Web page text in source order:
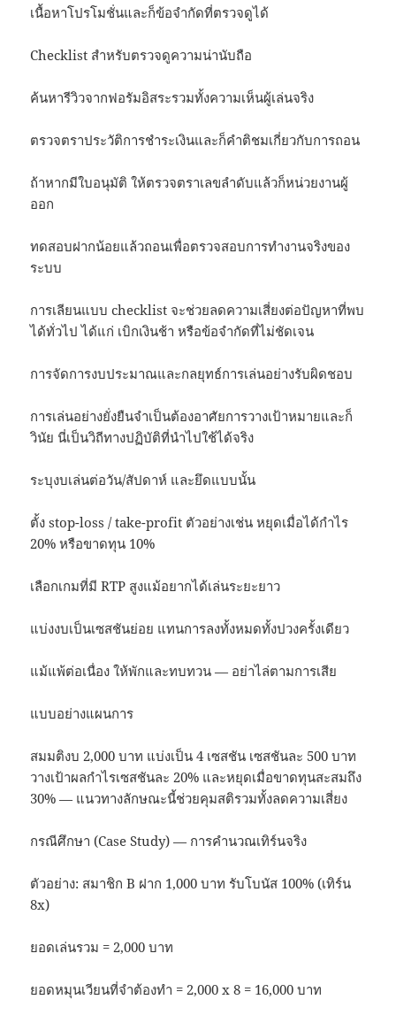
เนื้อหาโปรโมชั่นและก็ข้อจำกัดที่ตรวจดูได้
Checklist สำหรับตรวจดูความน่านับถือ
ค้นหารีวิวจากฟอรัมอิสระรวมทั้งความเห็นผู้เล่นจริง
ตรวจตราประวัติการชำระเงินและก็คำติชมเกี่ยวกับการถอน
ถ้าหากมีใบอนุมัติ ให้ตรวจตราเลขลำดับแล้วก็หน่วยงานผู้
ออก
ทดสอบฝากน้อยแล้วถอนเพื่อตรวจสอบการทำงานจริงของ
ระบบ
การเลียนแบบ checklist จะช่วยลดความเสี่ยงต่อปัญหาที่พบ
ได้ทั่วไป ได้แก่ เบิกเงินช้า หรือข้อจำกัดที่ไม่ชัดเจน
การจัดการงบประมาณและกลยุทธ์การเล่นอย่างรับผิดชอบ
การเล่นอย่างยั่งยืนจำเป็นต้องอาศัยการวางเป้าหมายและก็
วินัย นี่เป็นวิถีทางปฏิบัติที่นำไปใช้ได้จริง
ระบุงบเล่นต่อวัน/สัปดาห์ และยึดแบบนั้น
ตั้ง stop-loss / take-profit ตัวอย่างเช่น หยุดเมื่อได้กำไร
20% หรือขาดทุน 10%
เลือกเกมที่มี RTP สูงแม้อยากได้เล่นระยะยาว
แบ่งงบเป็นเซสชันย่อย แทนการลงทั้งหมดทั้งปวงครั้งเดียว
แม้แพ้ต่อเนื่อง ให้พักและทบทวน — อย่าไล่ตามการเสีย
แบบอย่างแผนการ
สมมติงบ 2,000 บาท แบ่งเป็น 4 เซสชัน เซสชันละ 500 บาท
วางเป้าผลกำไรเซสชันละ 20% และหยุดเมื่อขาดทุนสะสมถึง
30% — แนวทางลักษณะนี้ช่วยคุมสติรวมทั้งลดความเสี่ยง
กรณีศึกษา (Case Study) — การคำนวณเทิร์นจริง
ตัวอย่าง: สมาชิก B ฝาก 1,000 บาท รับโบนัส 100% (เทิร์น
8x)
ยอดเล่นรวม = 2,000 บาท
ยอดหมุนเวียนที่จำต้องทำ = 2,000 x 8 = 16,000 บาท